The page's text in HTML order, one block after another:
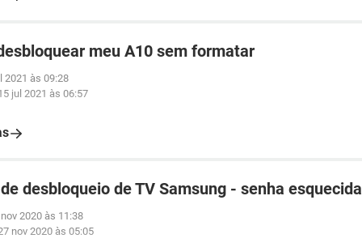
meu A10 sem formatar
2021 às 09:28
jul 2021 às 06:57
desbloqueio de TV Samsung - senha esquecida
2020 às 11:38
nov 2020 às 05:05